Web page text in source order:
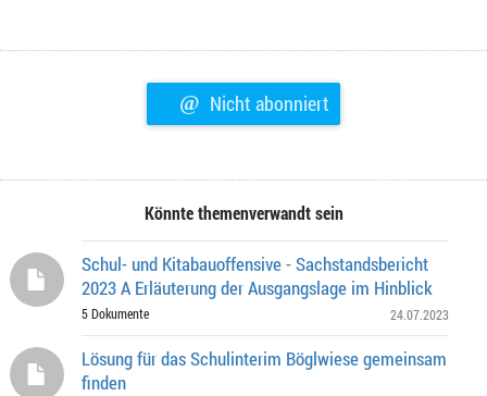
@ Nicht abonniert
Könnte themenverwandt sein
Schul- und Kitabauoffensive - Sachstandsbericht
2023 A Erläuterung der Ausgangslage im Hinblick
5 Dokumente 24.07.2023
Lösung für das Schulinterim Böglwiese gemeinsam
finden